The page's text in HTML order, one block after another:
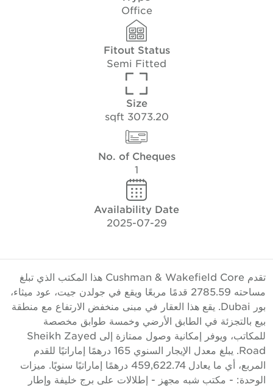
Office
Fitout Status
Semi Fitted
Size
3073.20 sqft
No. of Cheques
Availability Date
2025-07-29
تقدم Cushman & Wakefield Core هذا المكتب الذي تبلغ
مساحته 2785.59 قدمًا مربعًا ويقع في جولدن جيت، عود ميثاء،
بور Dubai. يقع هذا العقار في مبنى منخفض الارتفاع مع منطقة
بيع بالتجزئة في الطابق الأرضي وخمسة طوابق مخصصة
للمكاتب، ويوفر إمكانية وصول ممتازة إلى Sheikh Zayed
Road. يبلغ معدل الإيجار السنوي 165 درهمًا إماراتيًا للقدم
المربع، أي ما يعادل 459,622.74 درهمًا إماراتيًا سنويًا. ميزات
الوحدة: - مكتب شبه مجهز - إطلالات على برج خليفة وإطار